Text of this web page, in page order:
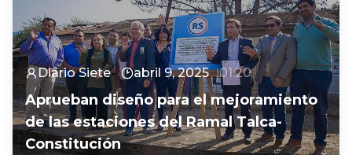
Diario Siete abril 9, 2025 01:20
Aprueban diseño para el mejoramiento
de las estaciones del Ramal Talca-
Constitución